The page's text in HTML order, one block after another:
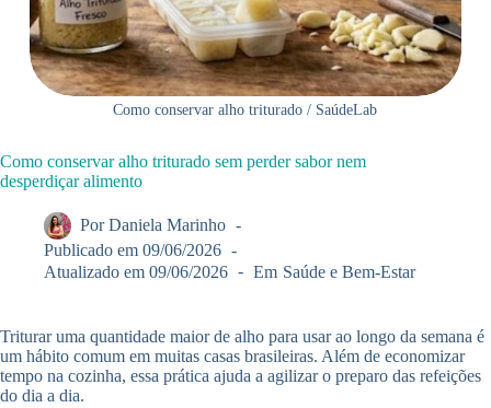
Como conservar alho triturado / SaúdeLab
Como conservar alho triturado sem perder sabor nem
desperdiçar alimento
Por Daniela Marinho
Publicado em 09/06/2026
Atualizado em 09/06/2026 Em Saúde e Bem-Estar
Triturar uma quantidade maior de alho para usar ao longo da semana é
um hábito comum em muitas casas brasileiras. Além de economizar
tempo na cozinha, essa prática ajuda a agilizar o preparo das refeições
do dia a dia.